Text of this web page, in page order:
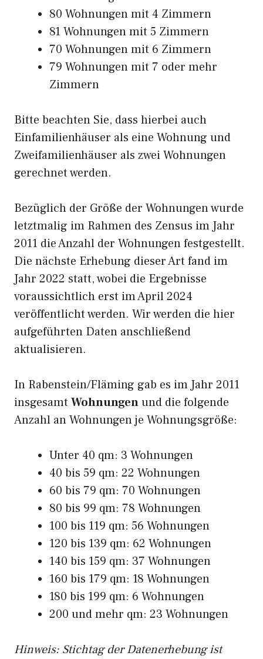
80 Wohnungen mit 4 Zimmern
81 Wohnungen mit 5 Zimmern
70 Wohnungen mit 6 Zimmern
79 Wohnungen mit 7 oder mehr
Zimmern
Bitte beachten Sie, dass hierbei auch
Einfamilienhäuser als eine Wohnung und
Zweifamilienhäuser als zwei Wohnungen
gerechnet werden.
Bezüglich der Größe der Wohnungen wurde
letztmalig im Rahmen des Zensus im Jahr
2011 die Anzahl der Wohnungen festgestellt.
Die nächste Erhebung dieser Art fand im
Jahr 2022 statt, wobei die Ergebnisse
voraussichtlich erst im April 2024
veröffentlicht werden. Wir werden die hier
aufgeführten Daten anschließend
aktualisieren.
In Rabenstein/Fläming gab es im Jahr 2011
insgesamt Wohnungenund die folgende
Anzahl an Wohnungen je Wohnungsgröße:
Unter 40 qm: 3 Wohnungen
40 bis 59 qm: 22 Wohnungen
60 bis 79 qm: 70 Wohnungen
80 bis 99 qm: 78 Wohnungen
100 bis 119 qm: 56 Wohnungen
120 bis 139 qm: 62 Wohnungen
140 bis 159 qm: 37 Wohnungen
160 bis 179 qm: 18 Wohnungen
180 bis 199 qm: 6 Wohnungen
200 und mehr qm: 23 Wohnungen
Hinweis: Stichtag der Datenerhebung ist